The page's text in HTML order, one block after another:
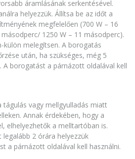
áramlásának serkentésével.
helyezzük. Állítsa be az időt a
megfelelően (700 W – 16
1250 W – 11 másodperc).
külön melegítsen. A borogatás
után, ha szükséges, még 5
A borogatást a párnázott oldalával kell
tágulás vagy mellgyulladás miatt
Annak érdekében, hogy a
elhelyezhetők a melltartóban is.
legalább 2 órára helyezzük
a párnázott oldalával kell használni.